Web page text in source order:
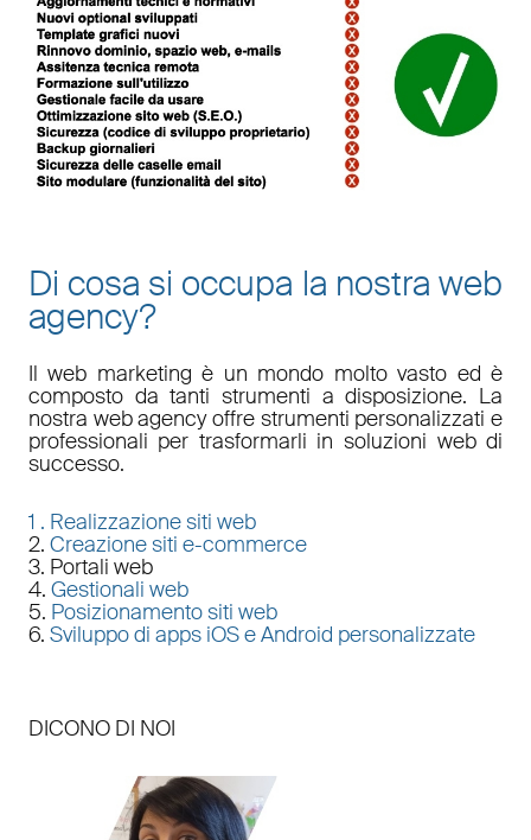
Di cosa si occupa la nostra web
agency?
Ilweb marketing è un mondo molto vasto ed è
composto da tanti strumenti a disposizione. La
nostra web agencyoffre strumenti personalizzati e
professionali per trasformarli in soluzioni web di
successo.
1 . Realizzazione siti web
2. Creazione siti e-commerce
3. Portali web
4. Gestionali web
5. Posizionamento siti web
6. Sviluppo di apps iOS e Android personalizzate
DICONO DI NOI